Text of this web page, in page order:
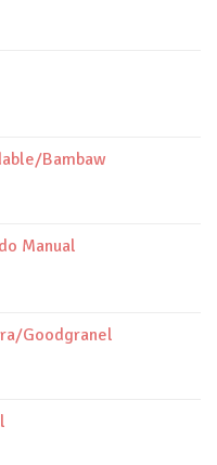
Bambaw
Manual
Goodgranel